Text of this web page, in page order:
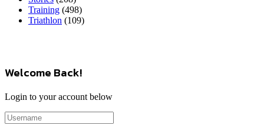
Training (498)
Triathlon (109)
Welcome Back!
Login to your account below